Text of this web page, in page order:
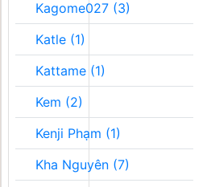
Kagome027 (3)
Katle (1)
Kattame (1)
Kem (2)
Kenji Phạm (1)
Kha Nguyên (7)